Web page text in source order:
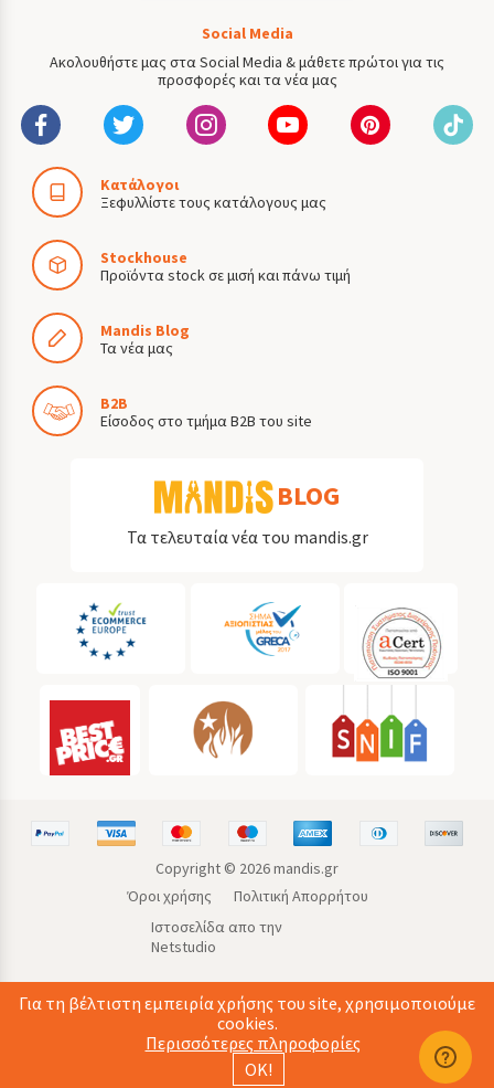
Social Media
Ακολουθήστε μας στα Social Media & μάθετε πρώτοι για τις
προσφορές και τα νέα μας
Κατάλογοι
Ξεφυλλίστε τους κατάλογους μας
Stockhouse
Προϊόντα stock σε μισή και πάνω τιμή
Mandis Blog
Τα νέα μας
B2B
Είσοδος στο τμήμα B2B του site
BLOG
Τα τελευταία νέα του mandis.gr
Copyright © 2026mandis.gr
Όροι χρήσης
Πολιτική Απορρήτου
Ιστοσελίδα απο την
Netstudio
Για τη βέλτιστη εμπειρία χρήσης του site, χρησιμοποιούμε
cookies.
Περισσότερες πληροφορίες
ΟΚ!